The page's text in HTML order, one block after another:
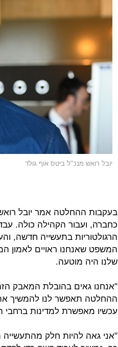
יובל רואש מנכ"ל ביטס אוף גולד
בעקבות ההחלטה אמר יובל
כחברה, ועבור הקהילה כולה.
הרגולטוריות בתעשייה חדשה,
המשפט שאנחנו ראויים לאמון
שלנו היה מוטעה.
"אנחנו גאים בהובלת המאבק
ההחלטה תאפשר לנו להמשיך את
עכשיו מאפשרת למדינות ברחבי
"אני גאה להיות חלק מהתעשייה